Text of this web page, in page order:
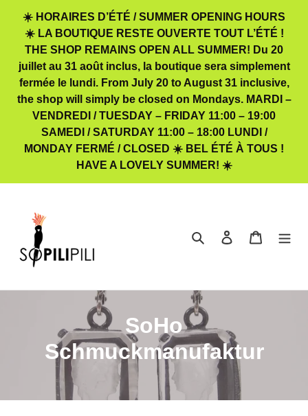
contenu
☀️ HORAIRES D’ÉTÉ / SUMMER OPENING HOURS
☀️ LA BOUTIQUE RESTE OUVERTE TOUT L’ÉTÉ !
THE SHOP REMAINS OPEN ALL SUMMER! Du 20
juillet au 31 août inclus, la boutique sera simplement
fermée le lundi. From July 20 to August 31 inclusive,
the shop will simply be closed on Mondays. MARDI –
VENDREDI / TUESDAY – FRIDAY 11:00 – 19:00
SAMEDI / SATURDAY 11:00 – 18:00 LUNDI /
MONDAY FERMÉ / CLOSED ☀️ BEL ÉTÉ À TOUS !
HAVE A LOVELY SUMMER! ☀️
RechercherSe connecter
Panier
C
o
l
l
SoHo
Schmuckmanufaktur